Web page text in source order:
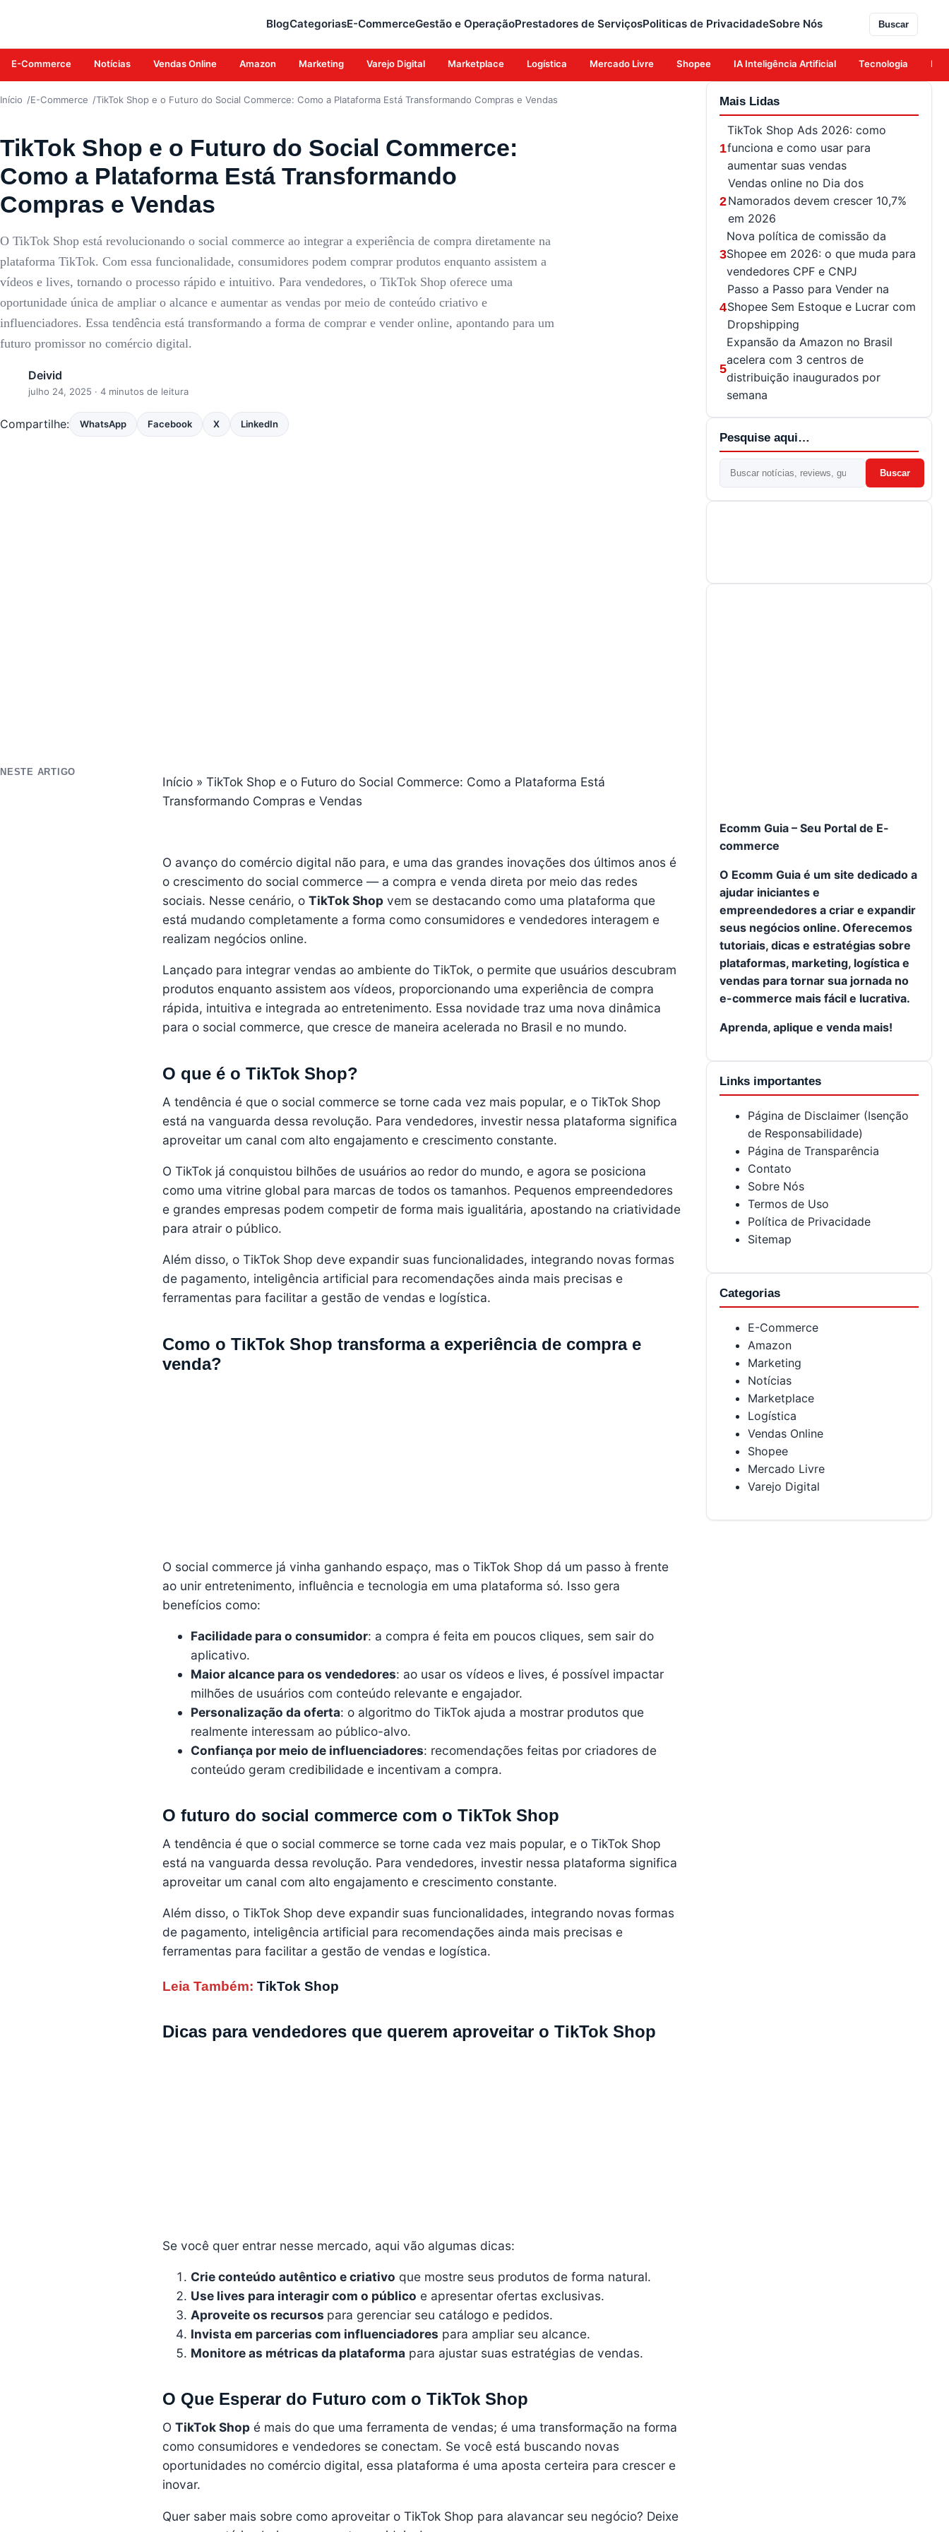
BlogCategoriasE-CommerceGestão e OperaçãoPrestadores de ServiçosPoliticas de PrivacidadeSobre Nós Buscar
E-Commerce Notícias Vendas Online Amazon Marketing Varejo Digital Marketplace Logística Mercado Livre Shopee IA Inteligência Artificial Tecnologia
Início E-Commerce TikTok Shop e o Futuro do Social Commerce: Como a Plataforma Está Transformando Compras e Vendas
TikTok Shop e o Futuro do Social Commerce:
Como a Plataforma Está Transformando
Compras e Vendas
O TikTok Shop está revolucionando o social commerce ao integrar a experiência de compra diretamente na
plataforma TikTok. Com essa funcionalidade, consumidores podem comprar produtos enquanto assistem a
vídeos e lives, tornando o processo rápido e intuitivo. Para vendedores, o TikTok Shop oferece uma
oportunidade única de ampliar o alcance e aumentar as vendas por meio de conteúdo criativo e
influenciadores. Essa tendência está transformando a forma de comprar e vender online, apontando para um
futuro promissor no comércio digital.
Deivid
julho 24, 2025 · 4 minutos de leitura
Compartilhe: WhatsApp Facebook X LinkedIn
NESTE ARTIGO
Início » TikTok Shop e o Futuro do Social Commerce: Como a Plataforma Está
Transformando Compras e Vendas
O avanço do comércio digital não para, e uma das grandes inovações dos últimos anos é
o crescimento do social commerce — a compra e venda direta por meio das redes
sociais. Nesse cenário, o TikTok Shop vem se destacando como uma plataforma que
está mudando completamente a forma como consumidores e vendedores interagem e
realizam negócios online.
Lançado para integrar vendas ao ambiente do TikTok, o permite que usuários descubram
produtos enquanto assistem aos vídeos, proporcionando uma experiência de compra
rápida, intuitiva e integrada ao entretenimento. Essa novidade traz uma nova dinâmica
para o social commerce, que cresce de maneira acelerada no Brasil e no mundo.
O que é o TikTok Shop?
A tendência é que o social commerce se torne cada vez mais popular, e o TikTok Shop
está na vanguarda dessa revolução. Para vendedores, investir nessa plataforma significa
aproveitar um canal com alto engajamento e crescimento constante.
O TikTok já conquistou bilhões de usuários ao redor do mundo, e agora se posiciona
como uma vitrine global para marcas de todos os tamanhos. Pequenos empreendedores
e grandes empresas podem competir de forma mais igualitária, apostando na criatividade
para atrair o público.
Além disso, o TikTok Shop deve expandir suas funcionalidades, integrando novas formas
de pagamento, inteligência artificial para recomendações ainda mais precisas e
ferramentas para facilitar a gestão de vendas e logística.
Como o TikTok Shop transforma a experiência de compra e
venda?
O social commerce já vinha ganhando espaço, mas o TikTok Shop dá um passo à frente
ao unir entretenimento, influência e tecnologia em uma plataforma só. Isso gera
benefícios como:
Facilidade para o consumidor: a compra é feita em poucos cliques, sem sair do
aplicativo.
Maior alcance para os vendedores: ao usar os vídeos e lives, é possível impactar
milhões de usuários com conteúdo relevante e engajador.
Personalização da oferta: o algoritmo do TikTok ajuda a mostrar produtos que
realmente interessam ao público-alvo.
Confiança por meio de influenciadores: recomendações feitas por criadores de
conteúdo geram credibilidade e incentivam a compra.
O futuro do social commerce com o TikTok Shop
A tendência é que o social commerce se torne cada vez mais popular, e o TikTok Shop
está na vanguarda dessa revolução. Para vendedores, investir nessa plataforma significa
aproveitar um canal com alto engajamento e crescimento constante.
Além disso, o TikTok Shop deve expandir suas funcionalidades, integrando novas formas
de pagamento, inteligência artificial para recomendações ainda mais precisas e
ferramentas para facilitar a gestão de vendas e logística.
Leia Também: TikTok Shop
Dicas para vendedores que querem aproveitar o TikTok Shop
Se você quer entrar nesse mercado, aqui vão algumas dicas:
Crie conteúdo autêntico e criativo que mostre seus produtos de forma natural.
Use lives para interagir com o público e apresentar ofertas exclusivas.
Aproveite os recursos para gerenciar seu catálogo e pedidos.
Invista em parcerias com influenciadores para ampliar seu alcance.
Monitore as métricas da plataforma para ajustar suas estratégias de vendas.
O Que Esperar do Futuro com o TikTok Shop
O TikTok Shop é mais do que uma ferramenta de vendas; é uma transformação na forma
como consumidores e vendedores se conectam. Se você está buscando novas
oportunidades no comércio digital, essa plataforma é uma aposta certeira para crescer e
inovar.
Quer saber mais sobre como aproveitar o TikTok Shop para alavancar seu negócio? Deixe
Mais Lidas
1
TikTok Shop Ads 2026: como
funciona e como usar para
aumentar suas vendas
2
Vendas online no Dia dos
Namorados devem crescer 10,7%
em 2026
3
Nova política de comissão da
Shopee em 2026: o que muda para
vendedores CPF e CNPJ
4
Passo a Passo para Vender na
Shopee Sem Estoque e Lucrar com
Dropshipping
5
Expansão da Amazon no Brasil
acelera com 3 centros de
distribuição inaugurados por
semana
Pesquise aqui…
Buscar
Ecomm Guia – Seu Portal de E-
commerce
O Ecomm Guia é um site dedicado a
ajudar iniciantes e
empreendedores a criar e expandir
seus negócios online. Oferecemos
tutoriais, dicas e estratégias sobre
plataformas, marketing, logística e
vendas para tornar sua jornada no
e-commerce mais fácil e lucrativa.
Aprenda, aplique e venda mais!
Links importantes
Página de Disclaimer (Isenção
de Responsabilidade)
Página de Transparência
Contato
Sobre Nós
Termos de Uso
Política de Privacidade
Sitemap
Categorias
E-Commerce
Amazon
Marketing
Notícias
Marketplace
Logística
Vendas Online
Shopee
Mercado Livre
Varejo Digital